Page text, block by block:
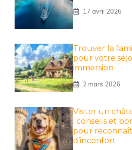
17 avril 2026
Trouver la
pour votre
immersion
2 mars 2026
Visiter un
: conseils et
pour
d’inconfort